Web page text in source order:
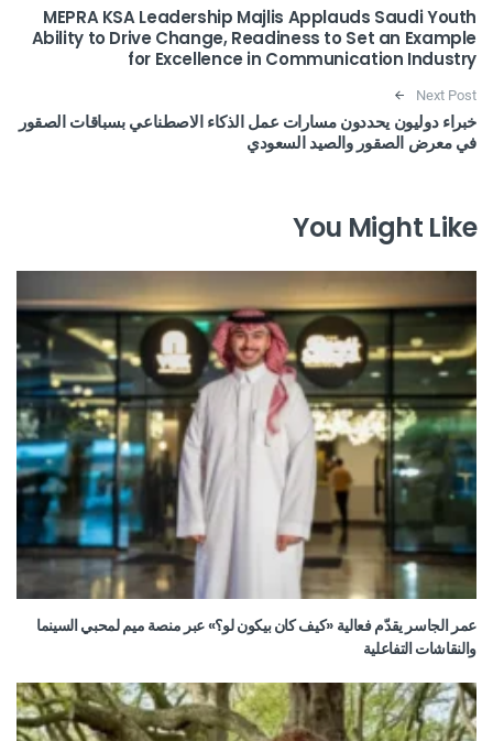
MEPRA KSA Leadership Majlis Applauds Saudi Youth
Ability to Drive Change, Readiness to Set an Example
for Excellence in Communication Industry
Next Post
خبراء دوليون يحددون مسارات عمل الذكاء الاصطناعي بسباقات الصقور
في معرض الصقور والصيد السعودي
You Might Like
عمر الجاسر يقدّم فعالية «كيف كان بيكون لو؟» عبر منصة ميم لمحبي السينما
والنقاشات التفاعلية